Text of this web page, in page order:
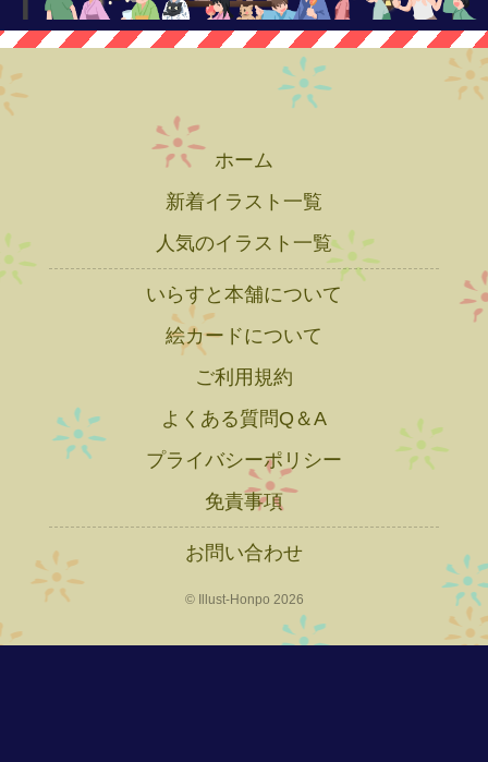
ホーム
新着イラスト一覧
人気のイラスト一覧
いらすと本舗について
絵カードについて
ご利用規約
よくある質問Q＆A
プライバシーポリシー
免責事項
お問い合わせ
© Illust-Honpo 2026